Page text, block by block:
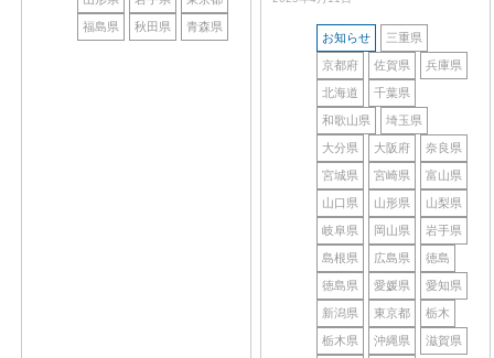
福島県 秋田県 青森県
お知らせ 三重県
京都府 佐賀県 兵庫県
北海道 千葉県
和歌山県 埼玉県
大分県 大阪府 奈良県
宮城県 宮崎県 富山県
山口県 山形県 山梨県
岐阜県 岡山県 岩手県
島根県 広島県 徳島
徳島県 愛媛県 愛知県
新潟県 東京都 栃木
栃木県 沖縄県 滋賀県